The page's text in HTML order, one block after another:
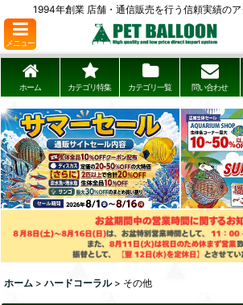
1994年創業 店舗・通信販売を行う信頼実績の
メニュー
ホーム カテゴリ特集 カテゴリ一覧 問い合わせ
ホーム > ハードコーラル > その他